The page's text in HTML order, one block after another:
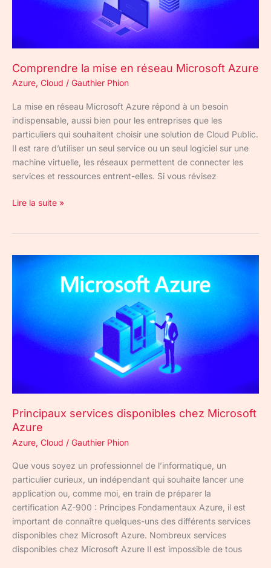
Comprendre la mise en réseau Microsoft Azure
Azure, Cloud / Gauthier Phion
La mise en réseau Microsoft Azure répond à un besoin
indispensable, aussi bien pour les entreprises que les
particuliers qui souhaitent choisir une solution de Cloud Public.
Il est rare d’utiliser un seul service ou un seul logiciel sur une
machine virtuelle, les réseaux permettent de connecter les
services et ressources entrent-elles. Si vous révisez
Lire la suite »
Principaux services disponibles chez Microsoft
Azure
Azure, Cloud / Gauthier Phion
Que vous soyez un professionnel de l’informatique, un
particulier curieux, un indépendant qui souhaite lancer une
application ou, comme moi, en train de préparer la
certification AZ-900 : Principes Fondamentaux Azure, il est
important de connaître quelques-uns des différents services
disponibles chez Microsoft Azure. Nombreux services
disponibles chez Microsoft Azure Il est impossible de tous
Principaux
Microsoft
Azure